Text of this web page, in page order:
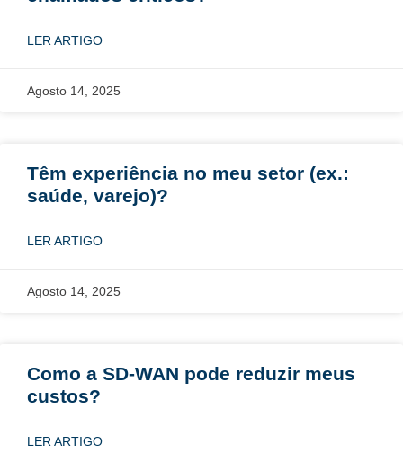
LER ARTIGO
Agosto 14, 2025
Têm experiência no meu setor (ex.:
saúde, varejo)?
LER ARTIGO
Agosto 14, 2025
Como a SD-WAN pode reduzir meus
custos?
LER ARTIGO